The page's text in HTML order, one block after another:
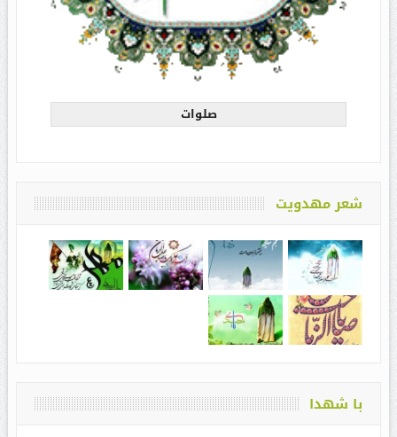
صلوات
شعر مهدویت
با شهدا